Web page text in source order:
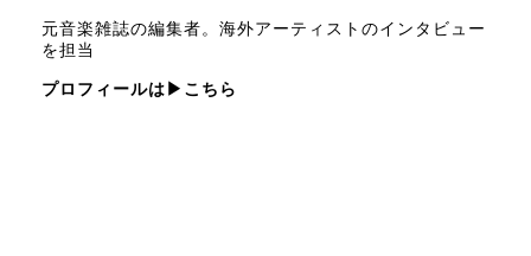
元音楽雑誌の編集者。海外アーティストのインタビュー
を担当
プロフィールは ▶こちら